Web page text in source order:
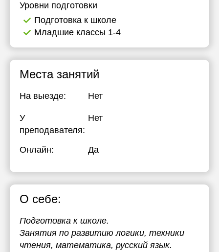
Уровни подготовки
Подготовка к школе
Младшие классы 1-4
Места занятий
На выезде: Нет
У
преподавателя:
Нет
Онлайн: Да
О себе:
Подготовка к школе.
Занятия по развитию логики, техники
чтения, математика, русский язык.